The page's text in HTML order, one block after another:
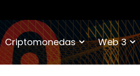
Criptomonedas Web 3